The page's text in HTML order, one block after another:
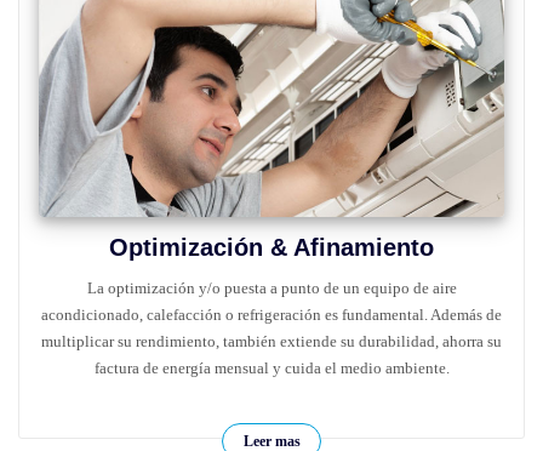
Optimización & Afinamiento
La optimización y/o puesta a punto de un equipo de aire
acondicionado, calefacción o refrigeración es fundamental. Además de
multiplicar su rendimiento, también extiende su durabilidad, ahorra su
factura de energía mensual y cuida el medio ambiente.
Leer mas